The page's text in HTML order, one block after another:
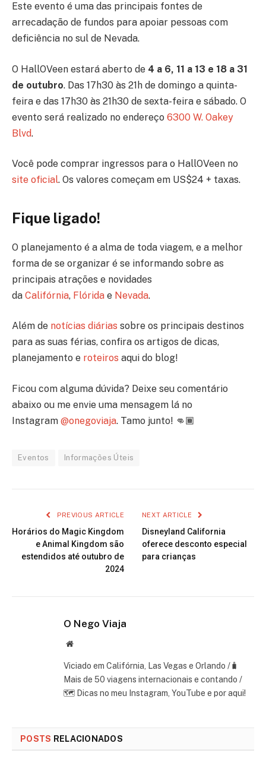
Este evento é uma das principais fontes de
arrecadação de fundos para apoiar pessoas com
deficiência no sul de Nevada.
O HallOVeen estará aberto de 4 a 6, 11 a 13 e 18 a 31
de outubro. Das 17h30 às 21h de domingo a quinta-
feira e das 17h30 às 21h30 de sexta-feira e sábado. O
evento será realizado no endereço 6300 W. Oakey
Blvd.
Você pode comprar ingressos para o HallOVeen no
site oficial. Os valores começam em US$24 + taxas.
Fique ligado!
O planejamento é a alma de toda viagem, e a melhor
forma de se organizar é se informando sobre as
principais atrações e novidades
da Califórnia, Flórida e Nevada.
Além de notícias diárias sobre os principais destinos
para as suas férias, confira os artigos de dicas,
planejamento e roteiros aqui do blog!
Ficou com alguma dúvida? Deixe seu comentário
abaixo ou me envie uma mensagem lá no
Instagram @onegoviaja. Tamo junto! 👊🏾
Eventos Informações Úteis
PREVIOUS ARTICLE
Horários do Magic Kingdom
e Animal Kingdom são
estendidos até outubro de
2024
NEXT ARTICLE
Disneyland California
oferece desconto especial
para crianças
O Nego Viaja
Website
Viciado em Califórnia, Las Vegas e Orlando /🧳
Mais de 50 viagens internacionais e contando /
🗺 Dicas no meu Instagram, YouTube e por aqui!
POSTS RELACIONADOS